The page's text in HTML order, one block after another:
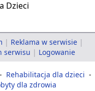
| Reklama w serwisie |
serwisu | Logowanie
- Rehabilitacja dla dzieci -
dla zdrowia